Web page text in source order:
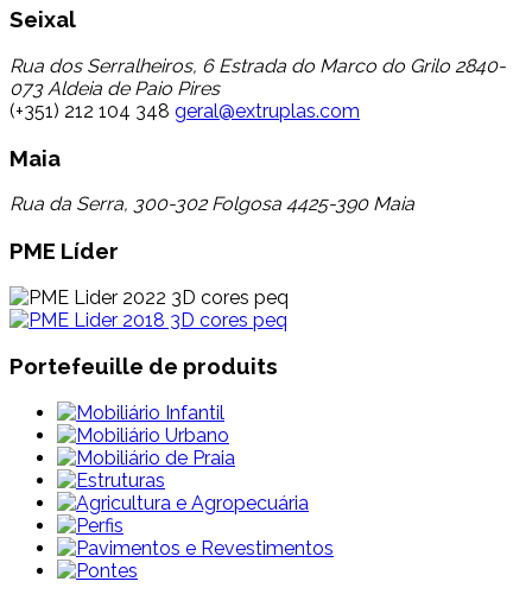
Seixal
Rua dos Serralheiros, 6 Estrada do Marco do Grilo 2840-
073 Aldeia de Paio Pires
(+351) 212 104 348 geral@extruplas.com
Maia
Rua da Serra, 300-302 Folgosa 4425-390 Maia
PME Líder
Portefeuille de produits